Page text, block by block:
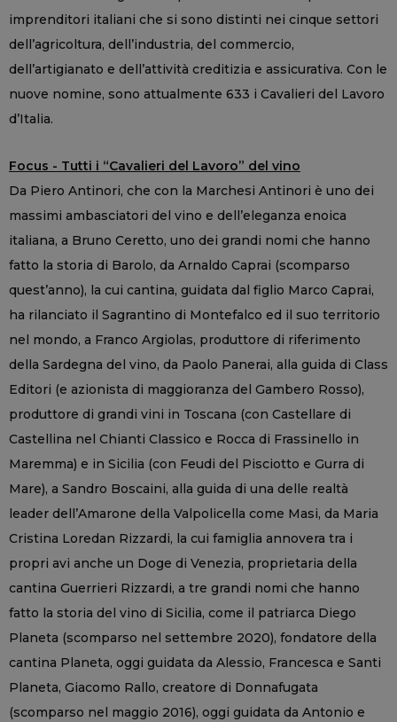
imprenditori italiani che si sono distinti nei cinque settori
dell’agricoltura, dell’industria, del commercio,
dell’artigianato e dell’attività creditizia e assicurativa. Con le
nuove nomine, sono attualmente 633 i Cavalieri del Lavoro
d’Italia.
Focus - Tutti i “Cavalieri del Lavoro” del vino
Da Piero Antinori, che con la Marchesi Antinori è uno dei
massimi ambasciatori del vino e dell’eleganza enoica
italiana, a Bruno Ceretto, uno dei grandi nomi che hanno
fatto la storia di Barolo, da Arnaldo Caprai (scomparso
quest’anno), la cui cantina, guidata dal figlio Marco Caprai,
ha rilanciato il Sagrantino di Montefalco ed il suo territorio
nel mondo, a Franco Argiolas, produttore di riferimento
della Sardegna del vino, da Paolo Panerai, alla guida di Class
Editori (e azionista di maggioranza del Gambero Rosso),
produttore di grandi vini in Toscana (con Castellare di
Castellina nel Chianti Classico e Rocca di Frassinello in
Maremma) e in Sicilia (con Feudi del Pisciotto e Gurra di
Mare), a Sandro Boscaini, alla guida di una delle realtà
leader dell’Amarone della Valpolicella come Masi, da Maria
Cristina Loredan Rizzardi, la cui famiglia annovera tra i
propri avi anche un Doge di Venezia, proprietaria della
cantina Guerrieri Rizzardi, a tre grandi nomi che hanno
fatto la storia del vino di Sicilia, come il patriarca Diego
Planeta (scomparso nel settembre 2020), fondatore della
cantina Planeta, oggi guidata da Alessio, Francesca e Santi
Planeta, Giacomo Rallo, creatore di Donnafugata
(scomparso nel maggio 2016), oggi guidata da Antonio e